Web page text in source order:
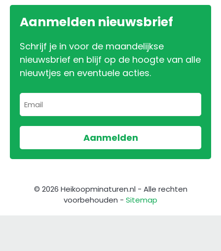
Aanmelden nieuwsbrief
Schrijf je in voor de maandelijkse
nieuwsbrief en blijf op de hoogte van alle
nieuwtjes en eventuele acties.
© 2026 Heikoopminaturen.nl - Alle rechten
voorbehouden - Sitemap